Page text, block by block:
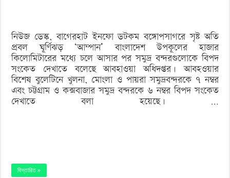
সংকেত
নিউজ ডেস্ক, বাগেরহাট ইনফো ডটকম বঙ্গোপসাগরে সৃষ্ট অতি
প্রবল ঘূর্ণিঝড় ‘আম্পান’ বাংলাদেশ উপকূলের হাজার
কিলোমিটারের মধ্যে চলে আসার পর সমুদ্র বন্দরগুলোকে বিপদ
সংকেত দেখাতে বলেছে আবহাওয়া অধিদপ্তর। আবহওয়ার
বিশেষ বুলেটিনে খুলনা, মোংলা ও পায়রা সমুদ্রবন্দরকে ৭ নম্বর
এবং চট্টগ্রাম ও কক্সবাজার সমুদ্র বন্দরকে ৬ নম্বর বিপদ সংকেত
দেখাতে বলা হয়েছে। …
বিস্তারিত »